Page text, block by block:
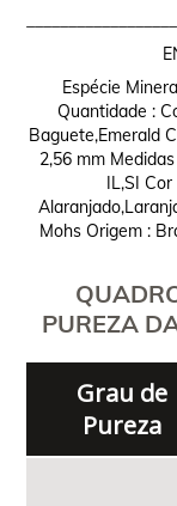
Espécie
Quantidade :
Baguete,Emerald
2,56 mm
IL,SI
Mohs Origem :
PUREZA
Grau de
Pureza